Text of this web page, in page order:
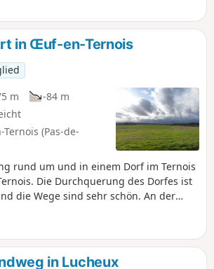
wurde.Ein gutes
die alte Eisenbahnstrecke
es hinunter zum
Luchuel geht.
in Œuf-en-Ternois
m
-84 m
(Pas-de-
rund um und in einem Dorf im Ternois
Die Durchquerung des Dorfes ist
die Wege sind sehr schön. An der
in Lucheux